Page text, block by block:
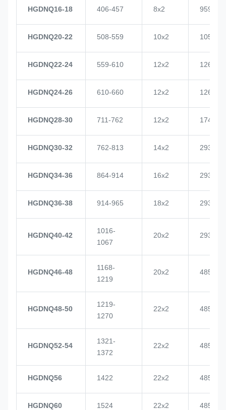
HGDNQ16-18 406-457 8x2 959
HGDNQ20-22 508-559 10x2 1057
HGDNQ22-24 559-610 12x2 1268
HGDNQ24-26 610-660 12x2 1268
HGDNQ28-30 711-762 12x2 1748
HGDNQ30-32 762-813 14x2 2937
HGDNQ34-36 864-914 16x2 2937
HGDNQ36-38 914-965 18x2 2937
HGDNQ40-42
1016-
1067
20x2 2937
HGDNQ46-48
1168-
1219
20x2 4855
HGDNQ48-50
1219-
1270
22x2 4855
HGDNQ52-54
1321-
1372
22x2 4855
HGDNQ56 1422 22x2 4855
HGDNQ60 1524 22x2 4855